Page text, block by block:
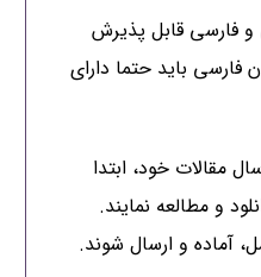
و فارسی قابل پذیرش
فارسی باید حتما دارای
مقالات خود، ابتدا
و مطالعه نمایند.
آماده و ارسال شوند.